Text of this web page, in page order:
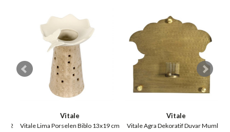
Vitale
Vitale Lima Porselen Biblo 13x19 cm
Vitale
Vitale Agra Dekoratif Duvar Mumluk